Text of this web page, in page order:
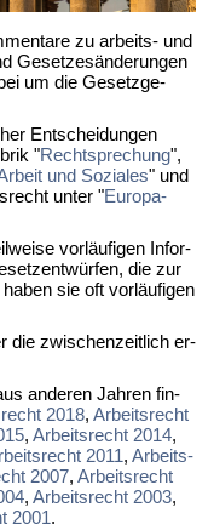
zu ar­beits- und
Ge­set­zes­än­de­run­gen
um die Ge­setz­ge­
Ent­schei­dun­gen
"Recht­spre­chung",
und So­zia­les" und
un­ter "Eu­ro­pa­
vor­läu­fi­gen In­for­
die zur
sie oft vor­läu­fi­gen
die zwi­schen­zeit­lich er­
an­de­ren Jah­ren fin­
2018, Ar­beits­recht
, Ar­beits­recht 2014,
2011, Ar­beits­
2007, Ar­beits­recht
, Ar­beits­recht 2003,
2001.